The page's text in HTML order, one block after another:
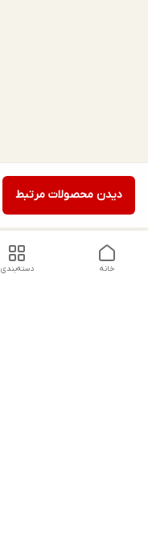
دیدن محصولات مرتبط
دسته‌بندی خانه